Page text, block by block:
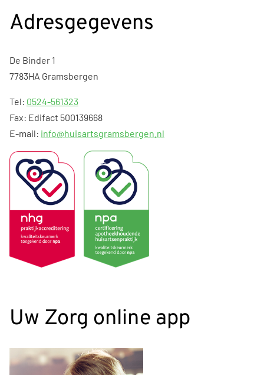
Adresgegevens
De Binder 1
7783HA Gramsbergen
Tel: 0524-561323
Fax: Edifact 500139668
E-mail: info@huisartsgramsbergen.nl
Uw Zorg online app